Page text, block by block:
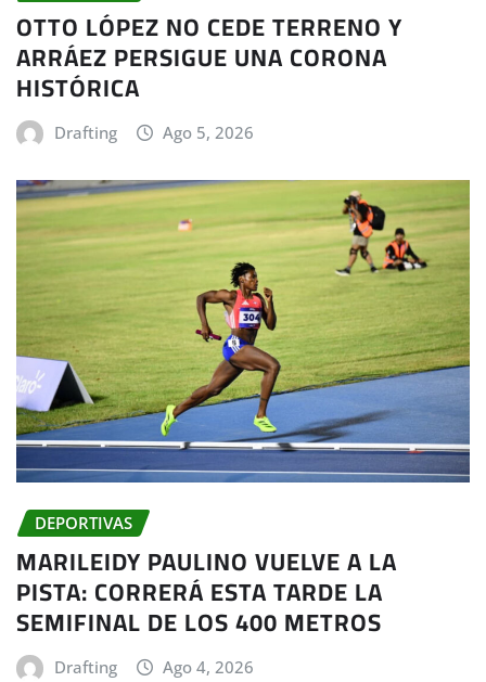
OTTO LÓPEZ NO CEDE TERRENO Y
ARRÁEZ PERSIGUE UNA CORONA
HISTÓRICA
Drafting Ago 5, 2026
DEPORTIVAS
MARILEIDY PAULINO VUELVE A LA
PISTA: CORRERÁ ESTA TARDE LA
SEMIFINAL DE LOS 400 METROS
Drafting Ago 4, 2026